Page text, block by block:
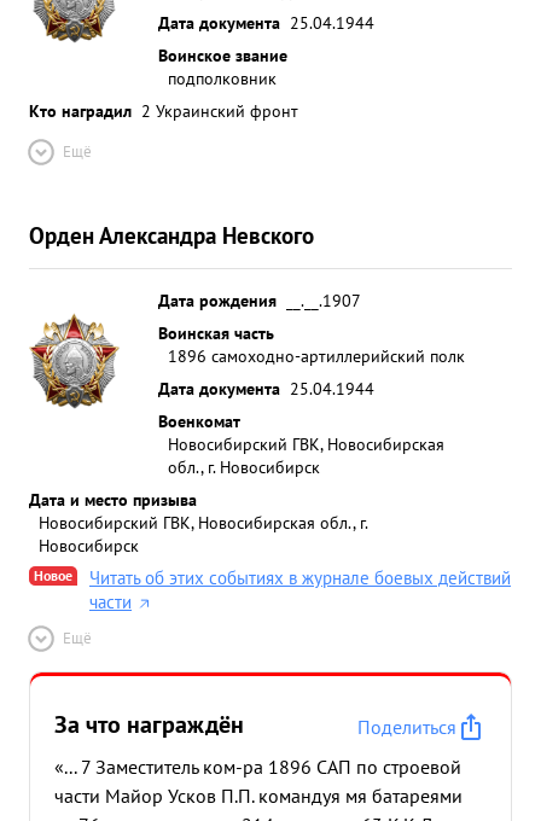
Дата документа 25.04.1944
Воинское звание
подполковник
Кто наградил 2 Украинский фронт
Ещё
Орден Александра Невского
Дата рождения
__.__.1907
Воинская часть
1896 самоходно-артиллерийский полк
Дата документа 25.04.1944
Военкомат
Новосибирский ГВК, Новосибирская
обл., г. Новосибирск
Дата и место призыва
Новосибирский ГВК, Новосибирская обл., г.
Новосибирск
Новое
Читать об этих событиях в журнале боевых действий
части
Ещё
За что награждён
Поделиться
«... 7 Заместитель ком-ра 1896 САП по строевой
части Майор Усков П.П. командуя мя батареями